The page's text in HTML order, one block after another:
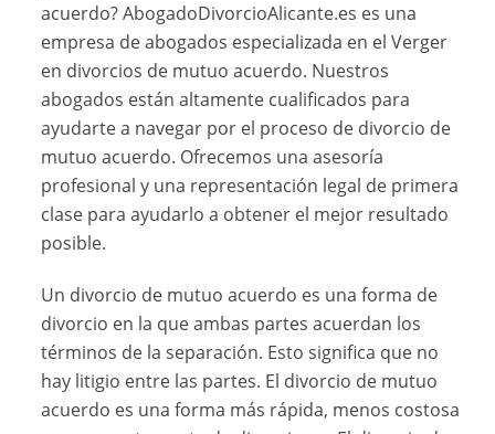
acuerdo? AbogadoDivorcioAlicante.es es una
empresa de abogados especializada en el Verger
en divorcios de mutuo acuerdo. Nuestros
abogados están altamente cualificados para
ayudarte a navegar por el proceso de divorcio de
mutuo acuerdo. Ofrecemos una asesoría
profesional y una representación legal de primera
clase para ayudarlo a obtener el mejor resultado
posible.
Un divorcio de mutuo acuerdo es una forma de
divorcio en la que ambas partes acuerdan los
términos de la separación. Esto significa que no
hay litigio entre las partes. El divorcio de mutuo
acuerdo es una forma más rápida, menos costosa